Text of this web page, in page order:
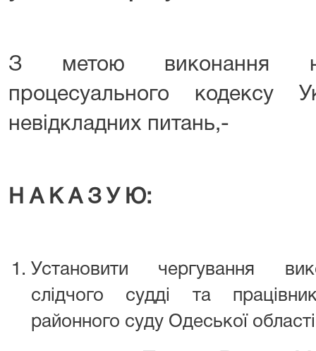
З метою виконання
процесуального кодексу
невідкладних питань,-
Н А К А З У Ю:
Установити чергування
слідчого судді та
районного суду Одеської